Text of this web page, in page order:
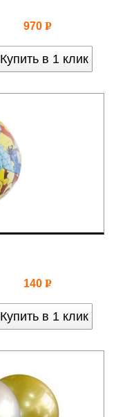
970 Р
Купить в 1 клик
140 Р
Купить в 1 клик